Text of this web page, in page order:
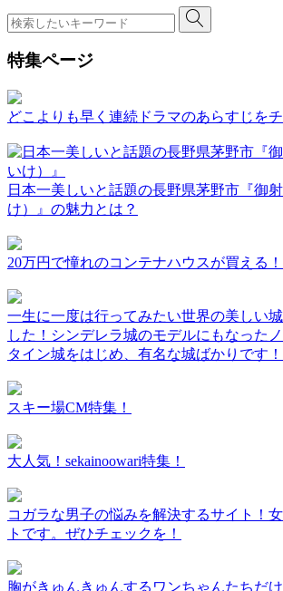
特集ページ
どこよりも早く連続ドラマのあらすじを
日本一美しいと話題の長野県茅野市『御
け）』の魅力とは？
20万円で憧れのコンテナハウスが買える！
一生に一度は行ってみたい世界の美しい
した！シンデレラ城のモデルにもなった
タイン城をはじめ、有名な城ばかりです！
スキー場CM特集！
大人気！sekainoowari特集！
コガラな男子の悩みを解決するサイト！
トです。ぜひチェックを！
胸がきゅんきゅんするワンちゃんたちだ